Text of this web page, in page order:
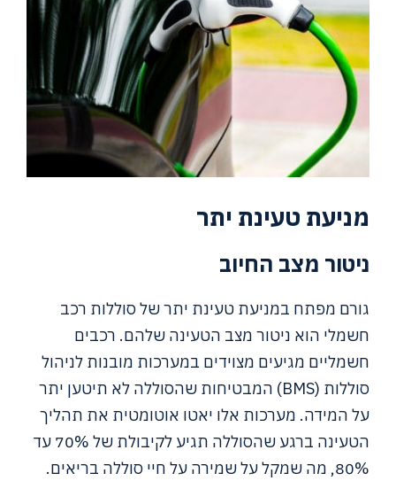
מניעת טעינת יתר
ניטור מצב החיוב
גורם מפתח במניעת טעינת יתר של סוללות רכב
חשמלי הוא ניטור מצב הטעינה שלהם. רכבים
חשמליים מגיעים מצוידים במערכות מובנות לניהול
סוללות (BMS) המבטיחות שהסוללה לא תיטען יתר
על המידה. מערכות אלו יאטו אוטומטית את תהליך
הטעינה ברגע שהסוללה תגיע לקיבולת של 70% עד
80%, מה שמקל על שמירה על חיי סוללה בריאים.